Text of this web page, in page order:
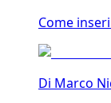
Come
Di Marco